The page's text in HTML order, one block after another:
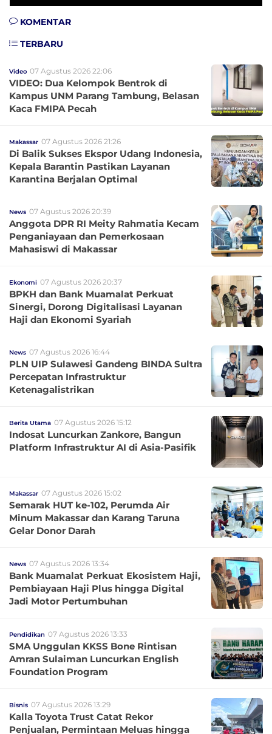
KOMENTAR
TERBARU
Video 07 Agustus 2026 22:06
VIDEO: Dua Kelompok Bentrok di
Kampus UNM Parang Tambung, Belasan
Kaca FMIPA Pecah
Makassar 07 Agustus 2026 21:26
Di Balik Sukses Ekspor Udang Indonesia,
Kepala Barantin Pastikan Layanan
Karantina Berjalan Optimal
News 07 Agustus 2026 20:39
Anggota DPR RI Meity Rahmatia Kecam
Penganiayaan dan Pemerkosaan
Mahasiswi di Makassar
Ekonomi 07 Agustus 2026 20:37
BPKH dan Bank Muamalat Perkuat
Sinergi, Dorong Digitalisasi Layanan
Haji dan Ekonomi Syariah
News 07 Agustus 2026 16:44
PLN UIP Sulawesi Gandeng BINDA Sultra
Percepatan Infrastruktur
Ketenagalistrikan
Berita Utama 07 Agustus 2026 15:12
Indosat Luncurkan Zankore, Bangun
Platform Infrastruktur AI di Asia-Pasifik
Makassar 07 Agustus 2026 15:02
Semarak HUT ke-102, Perumda Air
Minum Makassar dan Karang Taruna
Gelar Donor Darah
News 07 Agustus 2026 13:34
Bank Muamalat Perkuat Ekosistem Haji,
Pembiayaan Haji Plus hingga Digital
Jadi Motor Pertumbuhan
Pendidikan 07 Agustus 2026 13:33
SMA Unggulan KKSS Bone Rintisan
Amran Sulaiman Luncurkan English
Foundation Program
Bisnis 07 Agustus 2026 13:29
Kalla Toyota Trust Catat Rekor
Penjualan, Permintaan Meluas hingga